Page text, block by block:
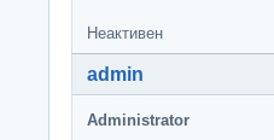
Неактивен
admin
Administrator